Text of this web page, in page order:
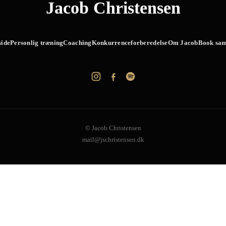
Jacob Christensen
Personlig træningCoachingKonkurrenceforberedelseOm JacobBook
© Jacob Christensen
mail@jschristensen.dk